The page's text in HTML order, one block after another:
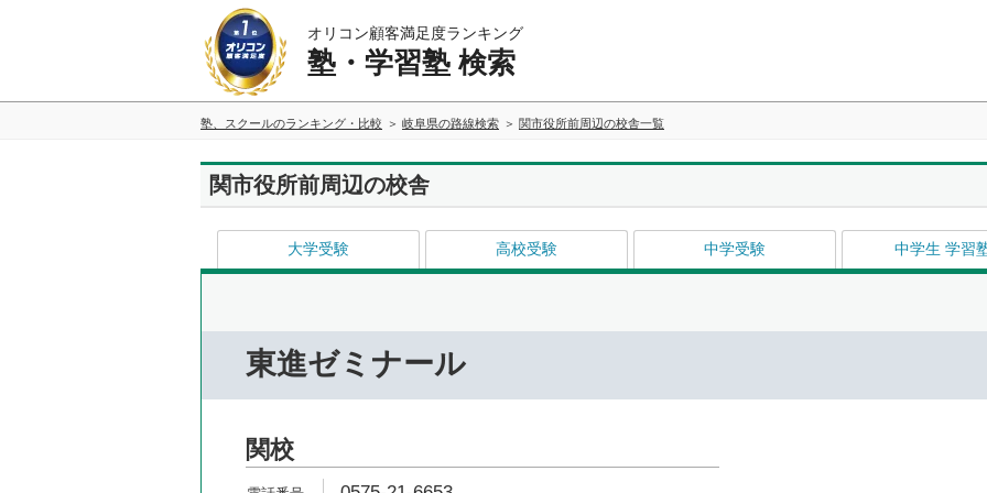
オリコン顧客満足度ランキング
塾・学習塾 検索
塾、スクールのランキング・比較 岐阜県の路線検索 関市役所前周辺の校舎一覧
関市役所前周辺の校舎
大学受験 高校受験 中学受験 中学生 学習
東進ゼミナール
関校